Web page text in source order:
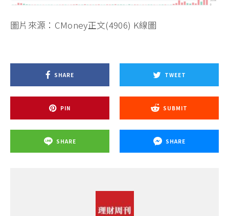
圖片來源：CMoney正文(4906) K線圖
SHARE TWEET
PIN SUBMIT
SHARE SHARE